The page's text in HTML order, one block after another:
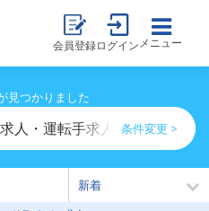
会員登録ログイン メニュー
見つかりました
人・運転手求人一覧条件変更 >